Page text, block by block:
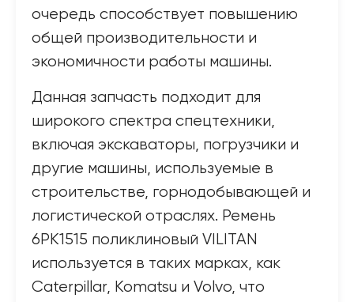
очередь способствует повышению
общей производительности и
экономичности работы машины.
Данная запчасть подходит для
широкого спектра спецтехники,
включая экскаваторы, погрузчики и
другие машины, используемые в
строительстве, горнодобывающей и
логистической отраслях. Ремень
6PK1515 поликлиновый VILITAN
используется в таких марках, как
Caterpillar, Komatsu и Volvo, что